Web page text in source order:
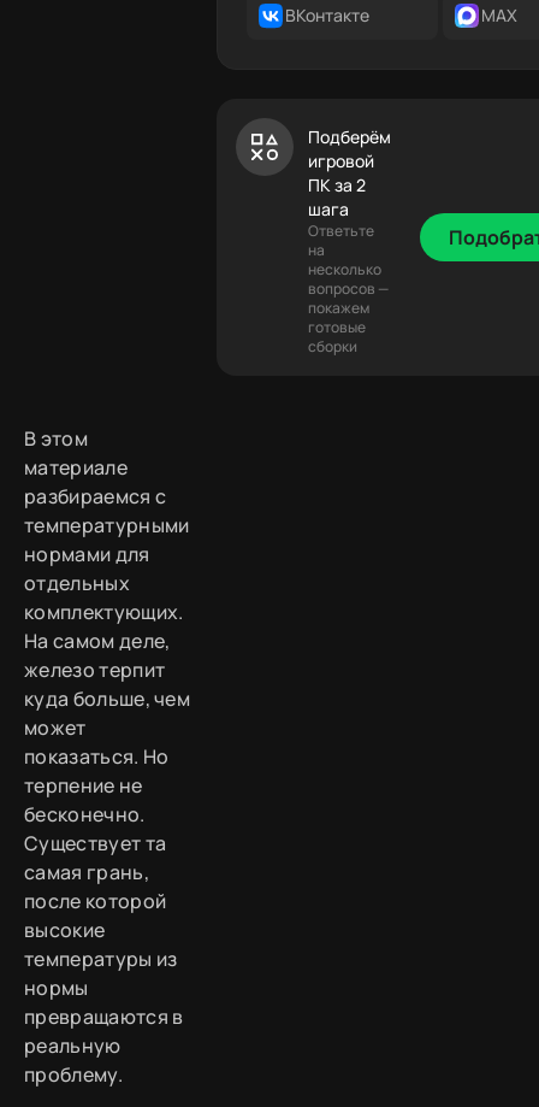
ВКонтакте MAX
Подберём
игровой
ПК за 2
шага
Ответьте
на
несколько
вопросов —
покажем
готовые
сборки
В этом
материале
разбираемся с
температурными
нормами для
отдельных
комплектующих.
На самом деле,
железо терпит
куда больше, чем
может
показаться. Но
терпение не
бесконечно.
Существует та
самая грань,
после которой
высокие
температуры из
нормы
превращаются в
реальную
проблему.